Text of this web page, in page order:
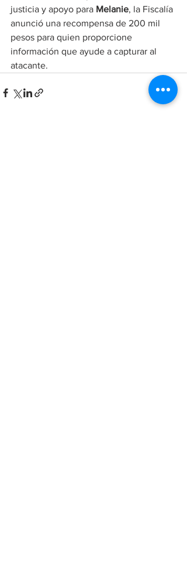
justicia y apoyo para Melanie, la Fiscalía
anunció una recompensa de 200 mil
pesos para quien proporcione
información que ayude a capturar al
atacante.